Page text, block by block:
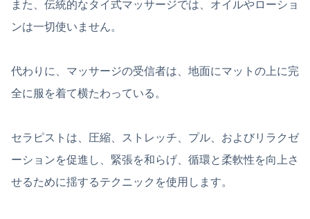
また、伝統的なタイ式マッサージでは、オイルやローショ
ンは一切使いません。
代わりに、マッサージの受信者は、地面にマットの上に完
全に服を着て横たわっている。
セラピストは、圧縮、ストレッチ、プル、およびリラクゼ
ーションを促進し、緊張を和らげ、循環と柔軟性を向上さ
せるために揺するテクニックを使用します。